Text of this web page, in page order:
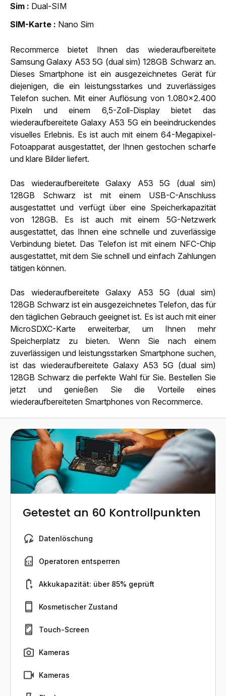
Sim
Dual-SIM
SIM-Karte
Nano Sim
Recommerce bietet Ihnen das wiederaufbereitete
Samsung Galaxy A53 5G (dual sim) 128GB Schwarz an.
Dieses Smartphone ist ein ausgezeichnetes Gerät für
diejenigen, die ein leistungsstarkes und zuverlässiges
Telefon suchen. Mit einer Auflösung von 1.080x2.400
Pixeln und einem 6,5-Zoll-Display bietet das
wiederaufbereitete Galaxy A53 5G ein beeindruckendes
visuelles Erlebnis. Es ist auch mit einem 64-Megapixel-
Fotoapparat ausgestattet, der Ihnen gestochen scharfe
und klare Bilder liefert.
Das wiederaufbereitete Galaxy A53 5G (dual sim)
128GB Schwarz ist mit einem USB-C-Anschluss
ausgestattet und verfügt über eine Speicherkapazität
von 128GB. Es ist auch mit einem 5G-Netzwerk
ausgestattet, das Ihnen eine schnelle und zuverlässige
Verbindung bietet. Das Telefon ist mit einem NFC-Chip
ausgestattet, mit dem Sie schnell und einfach Zahlungen
tätigen können.
Das wiederaufbereitete Galaxy A53 5G (dual sim)
128GB Schwarz ist ein ausgezeichnetes Telefon, das für
den täglichen Gebrauch geeignet ist. Es ist auch mit einer
MicroSDXC-Karte erweiterbar, um Ihnen mehr
Speicherplatz zu bieten. Wenn Sie nach einem
zuverlässigen und leistungsstarken Smartphone suchen,
ist das wiederaufbereitete Galaxy A53 5G (dual sim)
128GB Schwarz die perfekte Wahl für Sie. Bestellen Sie
jetzt und genießen Sie die Vorteile eines
wiederaufbereiteten Smartphones von Recommerce.
Getestet an 60 Kontrollpunkten
Datenlöschung
Operatoren entsperren
Akkukapazität: über 85% geprüft
Kosmetischer Zustand
Touch-Screen
Kameras
Kameras